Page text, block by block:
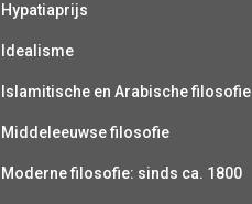
Hypatiaprijs
Idealisme
Islamitische en Arabische filosofie
Middeleeuwse filosofie
Moderne filosofie: sinds ca. 1800